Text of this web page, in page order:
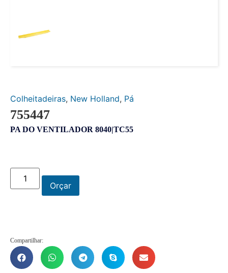
Colheitadeiras, New Holland, Pá
755447
PA DO VENTILADOR 8040|TC55
Orçar
Compartilhar: